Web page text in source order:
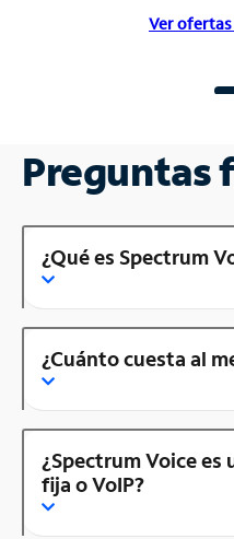
Ver
Preguntas
¿Qué es Spectrum
¿Cuánto cuesta al
¿Spectrum Voice
fija o VoIP?